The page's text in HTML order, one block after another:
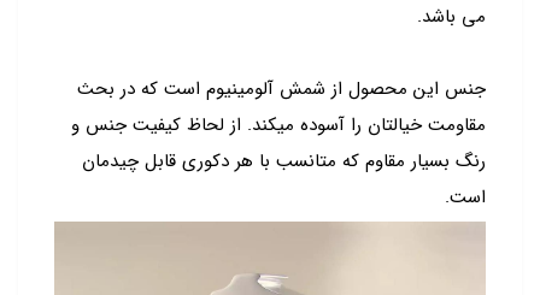
می باشد.
جنس این محصول از شمش آلومینیوم است که در بحث
مقاومت خیالتان را آسوده میکند. از لحاظ کیفیت جنس و
رنگ بسیار مقاوم که متانسب با هر دکوری قابل چیدمان
است.